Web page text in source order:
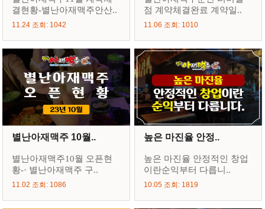
결현황-별난아재맥주안산..
11.24 조회: 1042
점 계약체결완료 계약일..
11.06 조회: 1010
별난아재맥주 10월..
별난아재맥주10월 오픈현
황-· 별난아재맥주 구..
11.02 조회: 1086
높은 마진율 안정..
높은 마진율 안정적인 창업
이란순익부터 다릅니..
10.05 조회: 1819